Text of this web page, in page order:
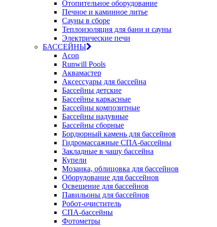
Отопительное оборудование
Печное и каминное литье
Сауны в сборе
Теплоизоляция для бани и сауны
Электрические печи
БАССЕЙНЫ
Acon
Runwill Pools
Аквамастер
Аксессуары для бассейна
Бассейны детские
Бассейны каркасные
Бассейны композитные
Бассейны надувные
Бассейны сборные
Бордюрный камень для бассейнов
Гидромассажные СПА-бассейны
Закладные в чашу бассейна
Купели
Мозаика, облицовка для бассейнов
Оборудование для бассейнов
Освещение для бассейнов
Павильоны для бассейнов
Робот-очиститель
СПА-бассейны
Фотометры